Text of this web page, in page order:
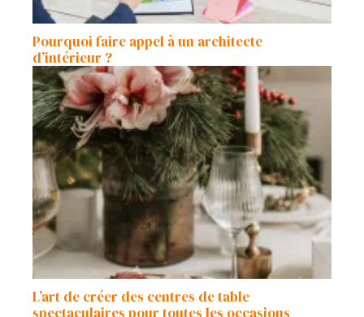
Pourquoi faire appel à un architecte
d’intérieur ?
L’art de créer des centres de table
spectaculaires pour toutes les occasions